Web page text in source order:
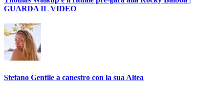
GUARDA IL VIDEO
Stefano Gentile a canestro con la sua Altea